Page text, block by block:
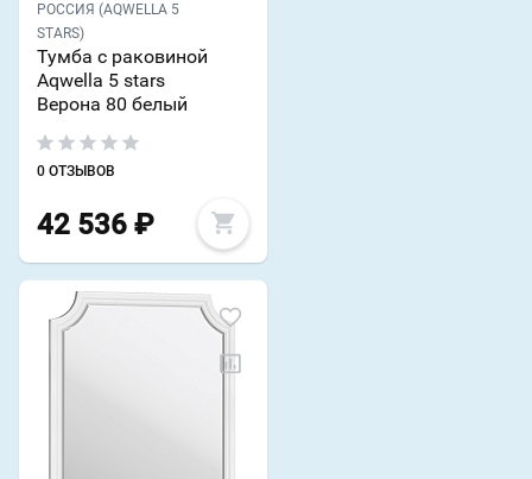
РОССИЯ (AQWELLA 5
STARS)
Тумба с раковиной
Aqwella 5 stars
Верона 80 белый
0 ОТЗЫВОВ
42 536 ₽